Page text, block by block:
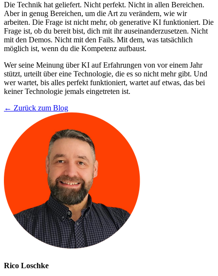
Die Technik hat geliefert. Nicht perfekt. Nicht in allen Bereichen.
Aber in genug Bereichen, um die Art zu verändern, wie wir
arbeiten. Die Frage ist nicht mehr, ob generative KI funktioniert. Die
Frage ist, ob du bereit bist, dich mit ihr auseinanderzusetzen. Nicht
mit den Demos. Nicht mit den Fails. Mit dem, was tatsächlich
möglich ist, wenn du die Kompetenz aufbaust.
Wer seine Meinung über KI auf Erfahrungen von vor einem Jahr
stützt, urteilt über eine Technologie, die es so nicht mehr gibt. Und
wer wartet, bis alles perfekt funktioniert, wartet auf etwas, das bei
keiner Technologie jemals eingetreten ist.
← Zurück zum Blog
Rico Loschke